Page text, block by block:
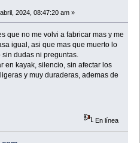
2024, 08:47:20 am »
que no me volvi a fabricar mas y me
igual, asi que mas que muerto lo
dudas ni preguntas.
en kayak, silencio, sin afectar los
y muy duraderas, ademas de
En línea